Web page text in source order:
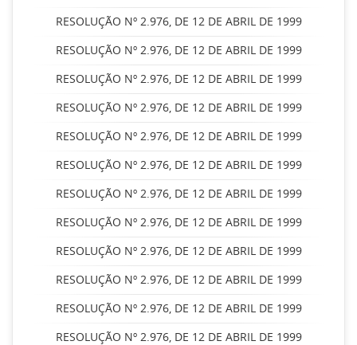
RESOLUÇÃO Nº 2.976, DE 12 DE ABRIL DE 1999
RESOLUÇÃO Nº 2.976, DE 12 DE ABRIL DE 1999
RESOLUÇÃO Nº 2.976, DE 12 DE ABRIL DE 1999
RESOLUÇÃO Nº 2.976, DE 12 DE ABRIL DE 1999
RESOLUÇÃO Nº 2.976, DE 12 DE ABRIL DE 1999
RESOLUÇÃO Nº 2.976, DE 12 DE ABRIL DE 1999
RESOLUÇÃO Nº 2.976, DE 12 DE ABRIL DE 1999
RESOLUÇÃO Nº 2.976, DE 12 DE ABRIL DE 1999
RESOLUÇÃO Nº 2.976, DE 12 DE ABRIL DE 1999
RESOLUÇÃO Nº 2.976, DE 12 DE ABRIL DE 1999
RESOLUÇÃO Nº 2.976, DE 12 DE ABRIL DE 1999
RESOLUÇÃO Nº 2.976, DE 12 DE ABRIL DE 1999